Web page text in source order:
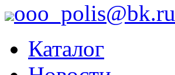
ooo_polis@bk.ru
Каталог